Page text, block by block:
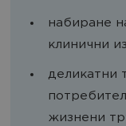
набиране
клинични
деликатни
жизнени